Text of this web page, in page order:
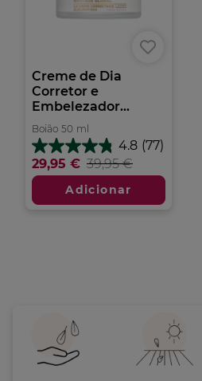
Creme de Dia
Corretor e
Embelezador...
Boião 50 ml
4.8 (77)
4.8
em
5
estrelas.
77
29,95 € 39,95 €
Adicionar